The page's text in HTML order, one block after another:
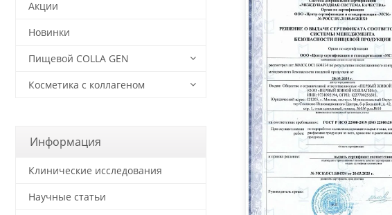
Акции
Новинки
Пищевой COLLA GEN
Косметика с коллагеном
Информация
Клинические исследования
Научные статьи